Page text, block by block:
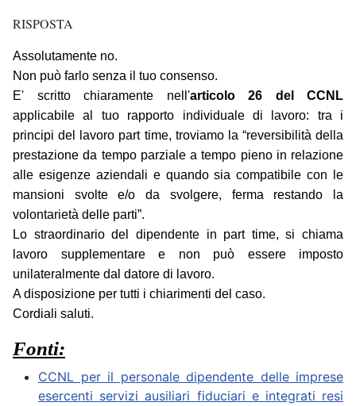
RISPOSTA
Assolutamente no.
Non può farlo senza il tuo consenso.
E' scritto chiaramente nell'articolo 26 del CCNL
applicabile al tuo rapporto individuale di lavoro: tra i
principi del lavoro part time, troviamo la “reversibilità della
prestazione da tempo parziale a tempo pieno in relazione
alle esigenze aziendali e quando sia compatibile con le
mansioni svolte e/o da svolgere, ferma restando la
volontarietà delle parti”.
Lo straordinario del dipendente in part time, si chiama
lavoro supplementare e non può essere imposto
unilateralmente dal datore di lavoro.
A disposizione per tutti i chiarimenti del caso.
Cordiali saluti.
Fonti:
CCNL per il personale dipendente delle imprese
esercenti servizi ausiliari fiduciari e integrati resi